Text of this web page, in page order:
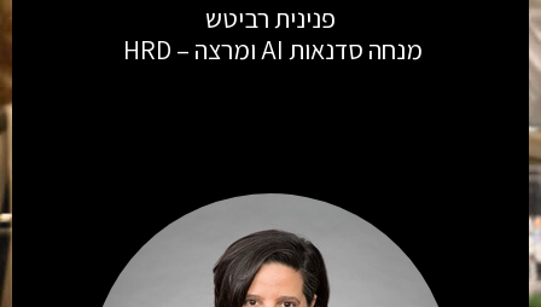
פנינית רביטש
מנחה סדנאות AI ומרצה – HRD